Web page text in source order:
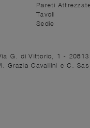
Pareti
Tavoli
Sedie
G. di Vittorio, 1 -
Grazia Cavallini e C.